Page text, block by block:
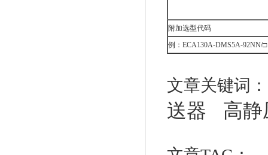
附加选型代码
例：ECA130A-DMS5A-92NN/□
文章关键词
送器 高静